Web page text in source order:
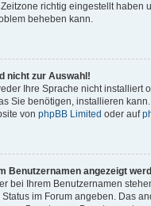
richtig eingestellt
beheben kann.
nicht zur Auswahl!
Ihre Sprache nicht
Sie benötigen, installieren
von phpBB Limited oder auf
Benutzernamen angezeigt
bei Ihrem Benutzernamen
im Forum angeben. Das